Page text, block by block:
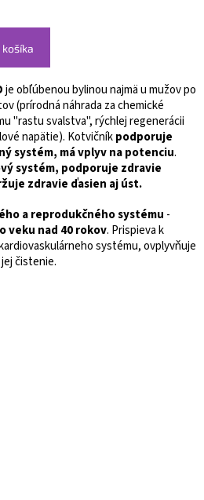
je obľúbenou bylinou najmä u mužov po
(prírodná náhrada za chemické
"rastu svalstva", rýchlej regenerácii
napätie). Kotvičníkpodporuje
systém, má vplyv na potenciu.
systém, podporuje zdravie
zdravie ďasien aj úst.
a reprodukčného systému -
veku nad 40 rokov. Prispieva k
systému, ovplyvňuje
čistenie.